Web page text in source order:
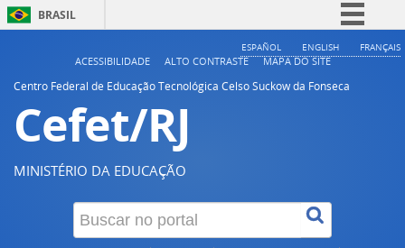
BRASIL
Simplifique!
ESPAÑOL ENGLISH FRANÇAIS
ACESSIBILIDADE ALTO CONTRASTE
MAPA DO SITE
Centro Federal de Educação Tecnológica Celso Suckow da Fonseca
Cefet/RJ
MINISTÉRIO DA EDUCAÇÃO